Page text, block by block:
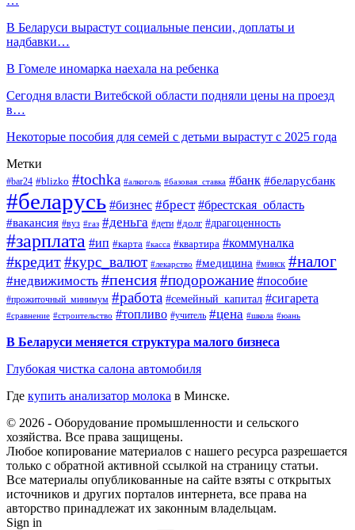
В Беларуси вырастут социальные пенсии, доплаты и
надбавки…
В Гомеле иномарка наехала на ребенка
Сегодня власти Витебской области подняли цены на проезд
в…
Некоторые пособия для семей с детьми вырастут с 2025 года
Метки
#bar24 #blizko #tochka #алкоголь #базовая_ставка #банк #беларусбанк
#беларусь #бизнес #брест #брестская_область
#вакансия #вуз #газ #деньга #дети #долг #драгоценность
#зарплата #ип #карта #касса #квартира #коммуналка
#кредит#курс_валют #лекарство #медицина #минск #налог
#недвижимость #пенсия#подорожание #пособие
#прожиточный_минимум #работа #семейный_капитал #сигарета
#сравнение #строительство #топливо #учитель #цена #школа #юань
В Беларуси меняется структура малого бизнеса
Глубокая чистка салона автомобиля
Где купить анализатор молока в Минске.
© 2026 - Оборудование промышленности и сельского
хозяйства. Все права защищены.
Любое копирование материалов с нашего ресурса разрешается
только с обратной активной ссылкой на страницу статьи.
Все материалы опубликованные на сайте взяты с открытых
источников и других порталов интернета, все права на
авторство принадлежат их законным владельцам.
Sign in